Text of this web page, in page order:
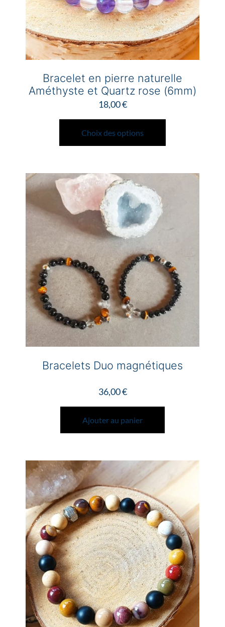
du
produit
Bracelet en pierre naturelle
Améthyste et Quartz rose (6mm)
18,00€
Choix des options
Ce
a
variations.
être
sur
la
page
du
produit
Bracelets Duo magnétiques
36,00€
Ajouter au panier